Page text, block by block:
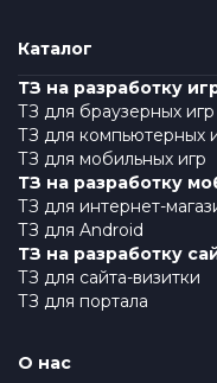
Каталог
ТЗ на разработку
ТЗ для браузерных игр
ТЗ для компьютерных
ТЗ для мобильных игр
ТЗ на разработку
ТЗ для интернет-
ТЗ для Android
ТЗ на разработку
ТЗ для сайта-визитки
ТЗ для портала
О нас